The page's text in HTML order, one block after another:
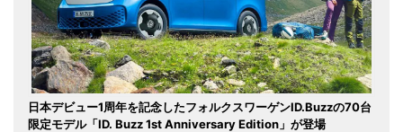
日本デビュー1周年を記念したフォルクスワーゲンID.Buzzの70台
限定モデル「ID. Buzz 1st Anniversary Edition」が登場